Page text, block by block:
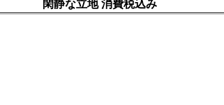
閑静な立地 消費税込み